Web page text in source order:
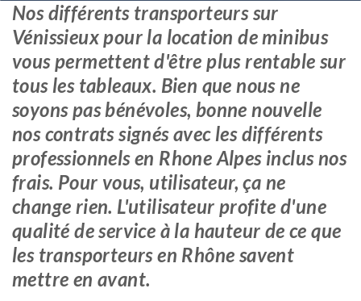
Nos différents transporteurs sur
Vénissieux pour la location de minibus
vous permettent d'être plus rentable sur
tous les tableaux. Bien que nous ne
soyons pas bénévoles, bonne nouvelle
nos contrats signés avec les différents
professionnels en Rhone Alpes inclus nos
frais. Pour vous, utilisateur, ça ne
change rien. L'utilisateur profite d'une
qualité de service à la hauteur de ce que
les transporteurs en Rhône savent
mettre en avant.